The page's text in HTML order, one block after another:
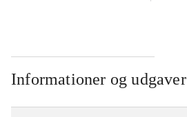
Informationer og udgaver